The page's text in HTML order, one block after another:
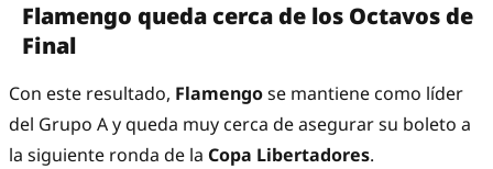
Flamengo queda cerca de los Octavos de
Final
Con este resultado, Flamengose mantiene como líder
del Grupo A y queda muy cerca de asegurar su boleto a
la siguiente ronda de la Copa Libertadores.